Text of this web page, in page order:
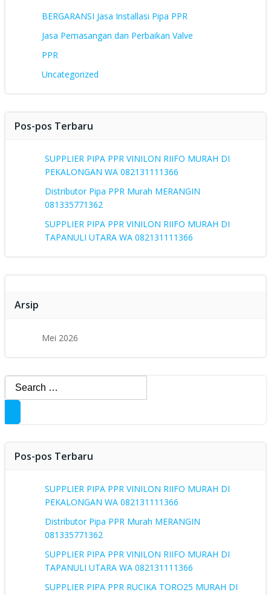
BERGARANSI Jasa Installasi Pipa PPR
Jasa Pemasangan dan Perbaikan Valve
PPR
Uncategorized
Pos-pos Terbaru
SUPPLIER PIPA PPR VINILON RIIFO MURAH DI
PEKALONGAN WA 082131111366
Distributor Pipa PPR Murah MERANGIN
081335771362
SUPPLIER PIPA PPR VINILON RIIFO MURAH DI
TAPANULI UTARA WA 082131111366
Arsip
Mei 2026
Search
for:
Pos-pos Terbaru
SUPPLIER PIPA PPR VINILON RIIFO MURAH DI
PEKALONGAN WA 082131111366
Distributor Pipa PPR Murah MERANGIN
081335771362
SUPPLIER PIPA PPR VINILON RIIFO MURAH DI
TAPANULI UTARA WA 082131111366
SUPPLIER PIPA PPR RUCIKA TORO25 MURAH DI